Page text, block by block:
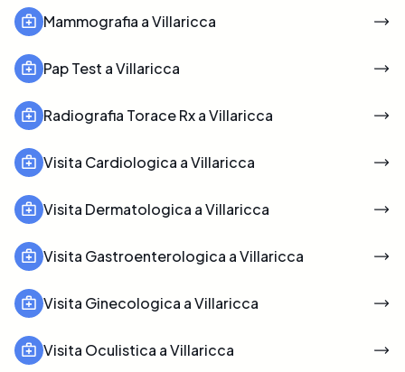
Mammografia a Villaricca
Pap Test a Villaricca
Radiografia Torace Rx a Villaricca
Visita Cardiologica a Villaricca
Visita Dermatologica a Villaricca
Visita Gastroenterologica a Villaricca
Visita Ginecologica a Villaricca
Visita Oculistica a Villaricca